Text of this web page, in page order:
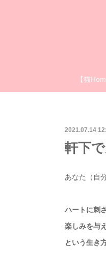
【猫
2021.07.14
軒下
あなた（自
ハートに刺
楽しみを与
という生き